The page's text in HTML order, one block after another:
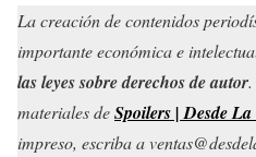
La creación de contenidos
importante económica e
las leyes sobre derechos de autor.
materiales deSpoilers | Desde
impreso, escriba a